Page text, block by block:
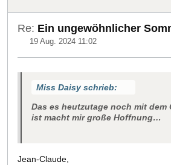
Re: Ein ungewöhnlicher
19 Aug. 2024 11:02
Miss Daisy schrieb:
Das es heutzutage noch mit dem
ist macht mir große Hoffnung…
Jean-Claude,